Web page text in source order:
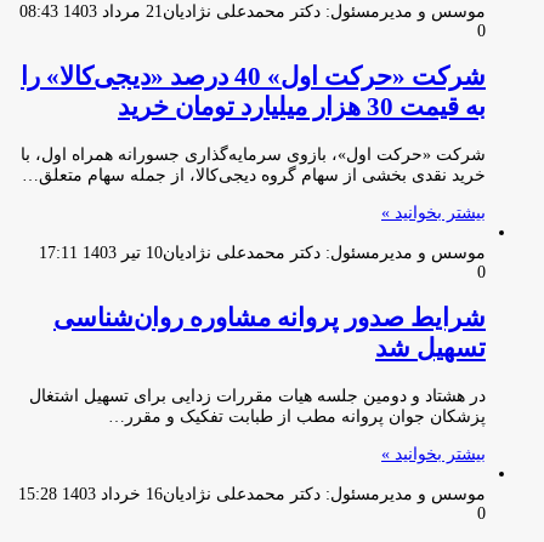
موسس و مدیرمسئول: دکتر محمدعلی نژادیان 21 مرداد 1403 08:43
0
شرکت «حرکت اول» 40 درصد «دیجی‌کالا» را
به قیمت 30 هزار میلیارد تومان خرید
شرکت «حرکت اول»، بازوی سرمایه‌گذاری جسورانه همراه اول، با
خرید نقدی بخشی از سهام گروه دیجی‌کالا، از جمله سهام متعلق…
بیشتر بخوانید »
موسس و مدیرمسئول: دکتر محمدعلی نژادیان10 تیر 1403 17:11
0
شرایط صدور پروانه مشاوره روان‌شناسی
تسهیل شد
در هشتاد و دومین جلسه هیات مقررات زدایی برای تسهیل اشتغال
پزشکان جوان پروانه مطب از طبابت تفکیک و مقرر…
بیشتر بخوانید »
موسس و مدیرمسئول: دکتر محمدعلی نژادیان16 خرداد 1403 15:28
0